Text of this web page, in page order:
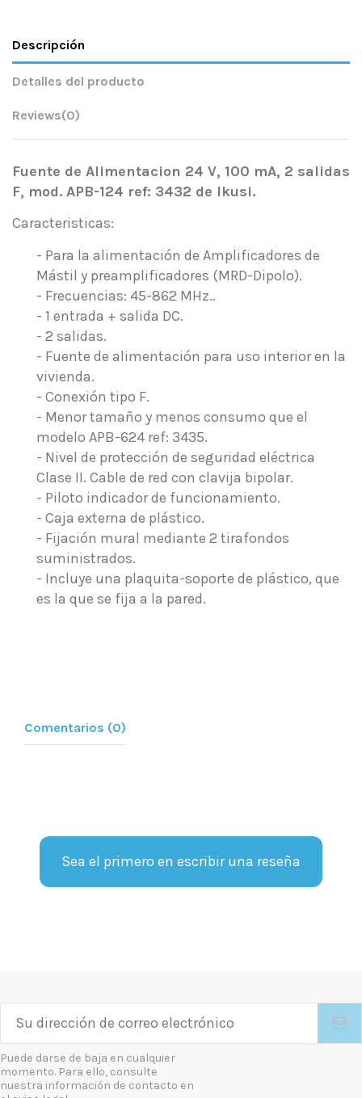
Descripción
Detalles del producto
Reviews(0)
Fuente de Alimentacion 24 V, 100 mA, 2 salidas
F, mod. APB-124 ref: 3432 de Ikusi.
Caracteristicas:
- Para la alimentación de Amplificadores de
Mástil y preamplificadores (MRD-Dipolo).
- Frecuencias: 45-862 MHz..
- 1 entrada + salida DC.
- 2 salidas.
- Fuente de alimentación para uso interior en la
vivienda.
- Conexión tipo F.
- Menor tamaño y menos consumo que el
modelo APB-624 ref: 3435.
- Nivel de protección de seguridad eléctrica
Clase II. Cable de red con clavija bipolar.
- Piloto indicador de funcionamiento.
- Caja externa de plástico.
- Fijación mural mediante 2 tirafondos
suministrados.
- Incluye una plaquita-soporte de plástico, que
es la que se fija a la pared.
Comentarios (0)
Sea el primero en escribir una reseña
Puede darse de baja en cualquier
momento. Para ello, consulte
nuestra información de contacto en